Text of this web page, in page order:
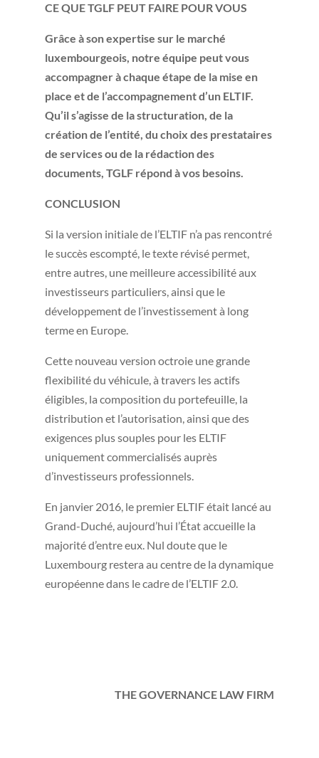
CE QUE TGLF PEUT FAIRE POUR VOUS
Grâce à son expertise sur le marché
luxembourgeois, notre équipe peut vous
accompagner à chaque étape de la mise en
place et de l’accompagnement d’un ELTIF.
Qu’il s’agisse de la structuration, de la
création de l’entité, du choix des prestataires
de services ou de la rédaction des
documents, TGLF répond à vos besoins.
CONCLUSION
Si la version initiale de l’ELTIF n’a pas rencontré
le succès escompté, le texte révisé permet,
entre autres, une meilleure accessibilité aux
investisseurs particuliers, ainsi que le
développement de l’investissement à long
terme en Europe.
Cette nouveau version octroie une grande
flexibilité du véhicule, à travers les actifs
éligibles, la composition du portefeuille, la
distribution et l’autorisation, ainsi que des
exigences plus souples pour les ELTIF
uniquement commercialisés auprès
d’investisseurs professionnels.
En janvier 2016, le premier ELTIF était lancé au
Grand-Duché, aujourd’hui l’État accueille la
majorité d’entre eux. Nul doute que le
Luxembourg restera au centre de la dynamique
européenne dans le cadre de l’ELTIF 2.0.
THE GOVERNANCE LAW FIRM